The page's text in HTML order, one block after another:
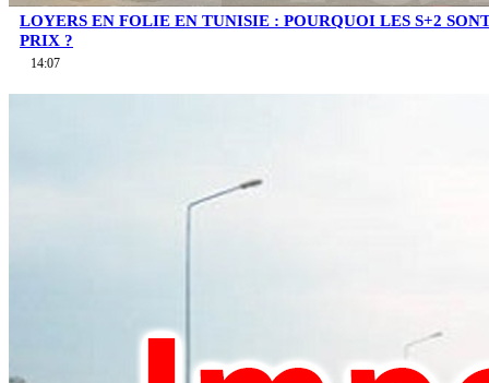
LOYERS EN FOLIE EN TUNISIE : POURQUOI LES S+2
PRIX ?
14:07